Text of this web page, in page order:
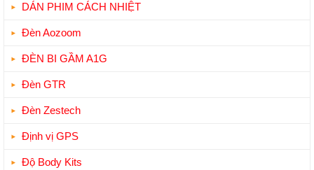
DÁN PHIM CÁCH NHIỆT
Đèn Aozoom
ĐÈN BI GẦM A1G
Đèn GTR
Đèn Zestech
Định vị GPS
Độ Body Kits